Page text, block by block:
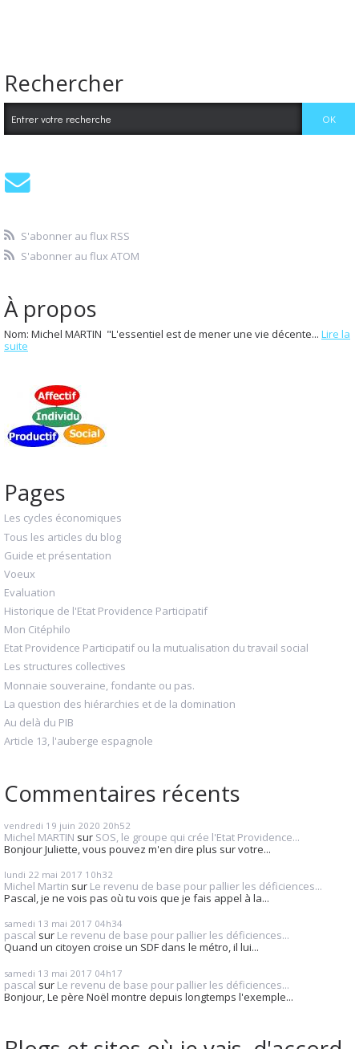
Rechercher
S'abonner au flux RSS
S'abonner au flux ATOM
À propos
Nom: Michel MARTIN "L'essentiel est de mener une vie décente... Lire la
suite
Pages
Les cycles économiques
Tous les articles du blog
Guide et présentation
Voeux
Evaluation
Historique de l'Etat Providence Participatif
Mon Citéphilo
Etat Providence Participatif ou la mutualisation du travail social
Les structures collectives
Monnaie souveraine, fondante ou pas.
La question des hiérarchies et de la domination
Au delà du PIB
Article 13, l'auberge espagnole
Commentaires récents
vendredi 19 juin 2020 20h52
Michel MARTIN sur SOS, le groupe qui crée l'Etat Providence...
Bonjour Juliette, vous pouvez m'en dire plus sur votre...
lundi 22 mai 2017 10h32
Michel Martin sur Le revenu de base pour pallier les déficiences...
Pascal, je ne vois pas où tu vois que je fais appel à la...
samedi 13 mai 2017 04h34
pascal sur Le revenu de base pour pallier les déficiences...
Quand un citoyen croise un SDF dans le métro, il lui...
samedi 13 mai 2017 04h17
pascal sur Le revenu de base pour pallier les déficiences...
Bonjour, Le père Noël montre depuis longtemps l'exemple...